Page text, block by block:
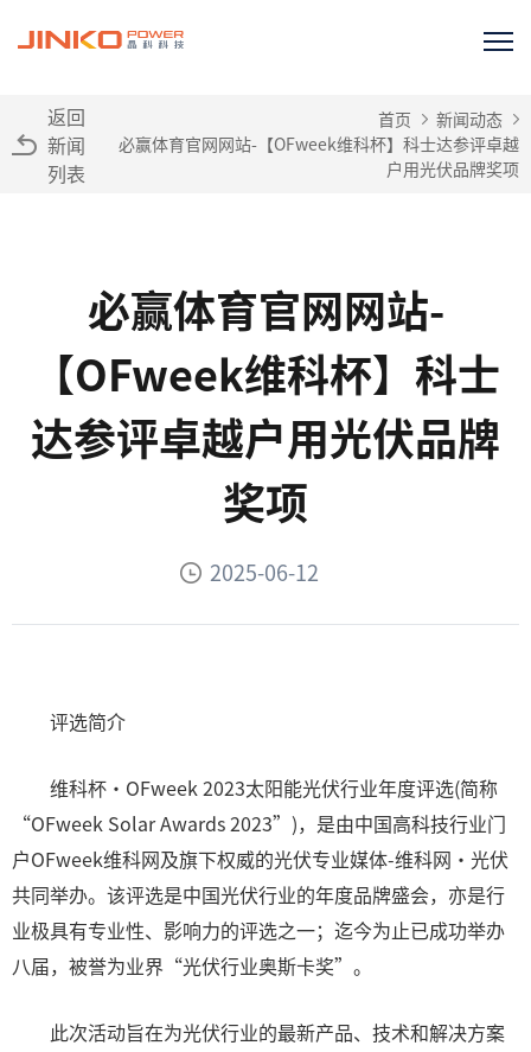
返回
新闻
列表
首页
新闻动态
必赢体育官网网站-【OFweek维科杯】科士达参评卓越
户用光伏品牌奖项
必赢体育官网网站-
【OFweek维科杯】科士
达参评卓越户用光伏品牌
奖项
2025-06-12
评选简介
维科杯·OFweek 2023太阳能光伏行业年度评选(简称
“OFweek Solar Awards 2023”)，是由中国高科技行业门
户OFweek维科网及旗下权威的光伏专业媒体-维科网·光伏
共同举办。该评选是中国光伏行业的年度品牌盛会，亦是行
业极具有专业性、影响力的评选之一；迄今为止已成功举办
八届，被誉为业界“光伏行业奥斯卡奖”。
此次活动旨在为光伏行业的最新产品、技术和解决方案